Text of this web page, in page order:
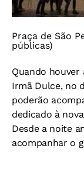
Praça de São
públicas)
Quando houver
Irmã Dulce, no
poderão
dedicado à
Desde a noite
acompanhar o